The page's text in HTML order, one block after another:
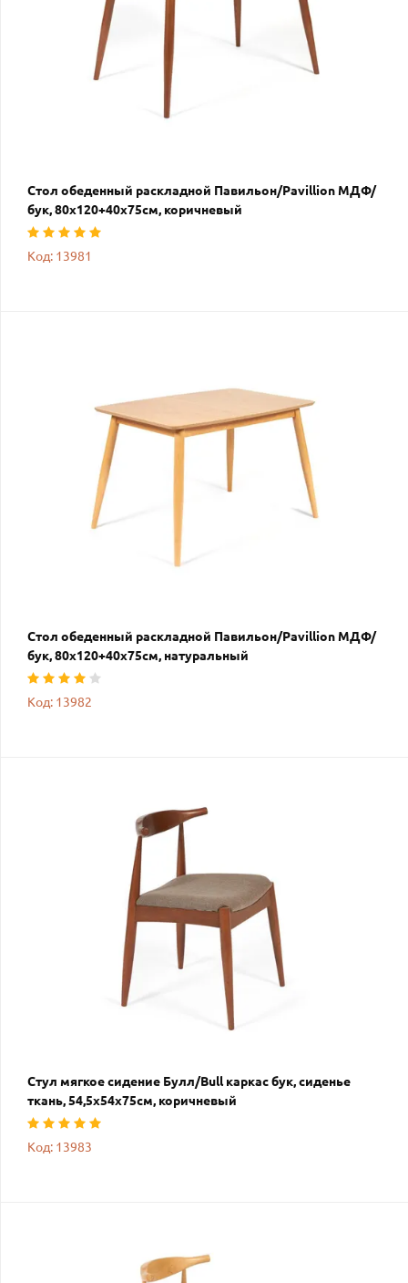
Стол обеденный раскладной Павильон/Pavillion МДФ/
бук, 80х120+40х75см, коричневый
Код: 13981
Стол обеденный раскладной Павильон/Pavillion МДФ/
бук, 80х120+40х75см, натуральный
Код: 13982
Стул мягкое сидение Булл/Bull каркас бук, сиденье
ткань, 54,5х54х75см, коричневый
Код: 13983